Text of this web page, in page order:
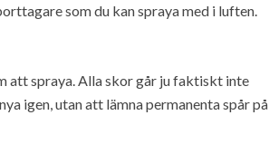
som du kan spraya med i luften.
att spraya. Alla skor går ju faktiskt inte
igen, utan att lämna permanenta spår på